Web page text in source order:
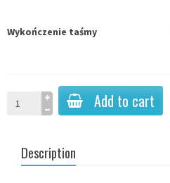
Wykończenie taśmy
Add to cart
Description